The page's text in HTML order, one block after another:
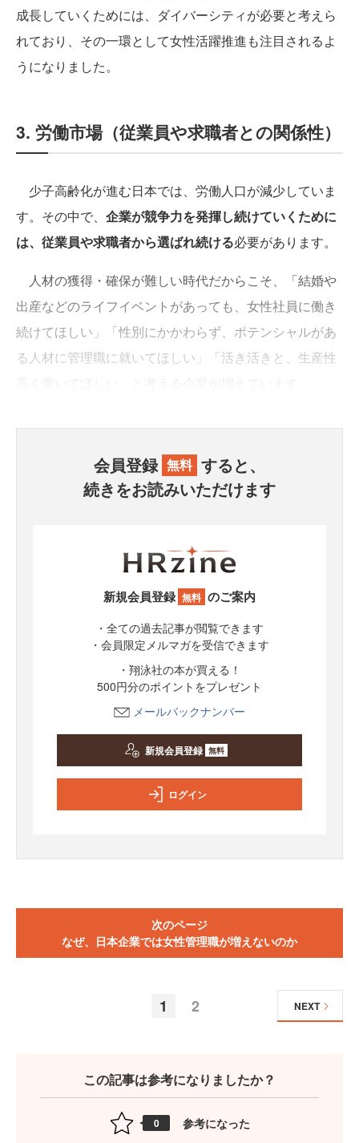
成長していくためには、ダイバーシティが必要と考えら
れており、その一環として女性活躍推進も注目されるよ
うになりました。
3. 労働市場（従業員や求職者との関係性）
少子高齢化が進む日本では、労働人口が減少していま
す。その中で、 企業が競争力を発揮し続けていくために
は、従業員や求職者から選ばれ続ける必要があります。
人材の獲得・確保が難しい時代だからこそ、「結婚や
出産などのライフイベントがあっても、女性社員に働き
続けてほしい」「性別にかかわらず、ポテンシャルがあ
る人材に管理職に就いてほしい」「活き活きと、生産性
会員登録 無料 すると、
続きをお読みいただけます
新規会員登録 無料 のご案内
・全ての過去記事が閲覧できます
・会員限定メルマガを受信できます
・翔泳社の本が買える！
500円分のポイントをプレゼント
メールバックナンバー
新規会員登録 無料
ログイン
次のページ
なぜ、日本企業では女性管理職が増えないのか
1 2 NEXT
この記事は参考になりましたか？
0 参考になった